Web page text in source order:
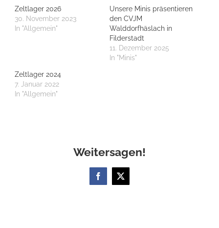
Zeltlager 2026
30. November 2023
In "Allgemein"
Unsere Minis präsentieren
den CVJM
Walddorfhäslach in
Filderstadt
11. Dezember 2025
In "Minis"
Zeltlager 2024
7. Januar 2022
In "Allgemein"
Weitersagen!
Facebook
X